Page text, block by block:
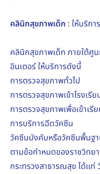
คลินิกสุขภาพเด็ก : ให้บริก
คลินิกสุขภาพเด็ก ภายใต้ศู
อินเตอร์ ให้บริการดังนี้
การตรวจสุขภาพทั่วไป
การตรวจสุขภาพเข้าโรงเรีย
การตรวจสุขภาพเพื่อเข้าเรี
การบริการฉีดวัคซีน
วัคซีนบังคับหรือวัคซีนพื้นฐ
ตามข้อกำหนดของราชวิทย
กระทรวงสาธารณสุข ได้แ